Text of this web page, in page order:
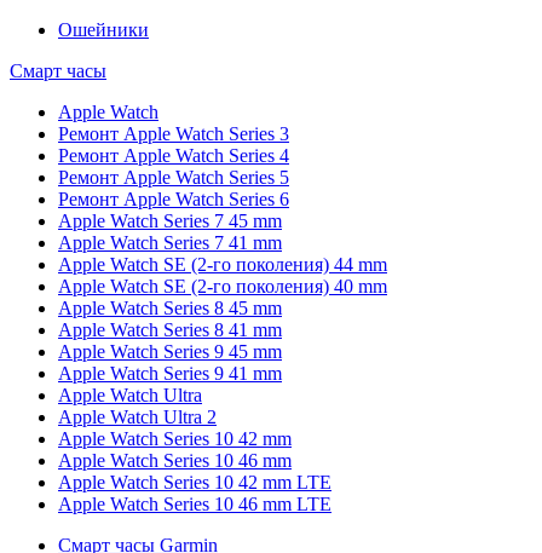
Ошейники
Смарт часы
Apple Watch
Ремонт Apple Watch Series 3
Ремонт Apple Watch Series 4
Ремонт Apple Watch Series 5
Ремонт Apple Watch Series 6
Apple Watch Series 7 45 mm
Apple Watch Series 7 41 mm
Apple Watch SE (2-го поколения) 44 mm
Apple Watch SE (2-го поколения) 40 mm
Apple Watch Series 8 45 mm
Apple Watch Series 8 41 mm
Apple Watch Series 9 45 mm
Apple Watch Series 9 41 mm
Apple Watch Ultra
Apple Watch Ultra 2
Apple Watch Series 10 42 mm
Apple Watch Series 10 46 mm
Apple Watch Series 10 42 mm LTE
Apple Watch Series 10 46 mm LTE
Смарт часы Garmin